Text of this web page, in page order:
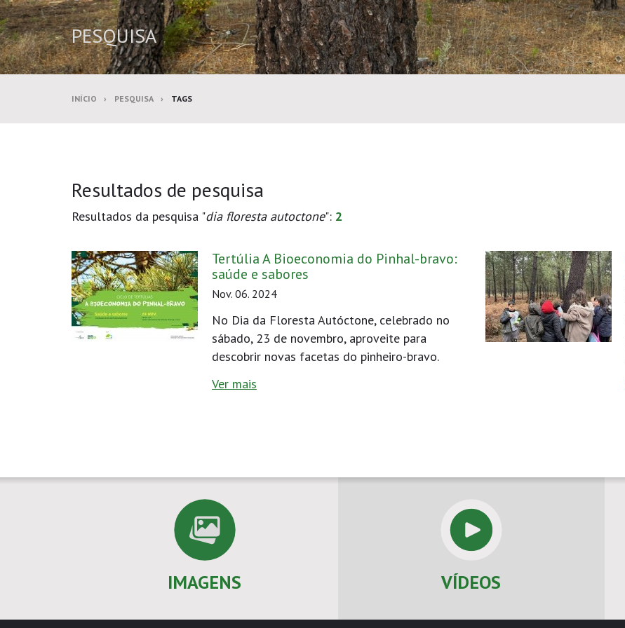
PESQUISA
INÍCIO PESQUISA TAGS
Resultados de pesquisa
Resultados da pesquisa "dia floresta autoctone": 2
Tertúlia A Bioeconomia do Pinhal-bravo:
saúde e sabores
Nov. 06. 2024
No Dia da Floresta Autóctone, celebrado no
sábado, 23 de novembro, aproveite para
descobrir novas facetas do pinheiro-bravo.
Ver mais
IMAGENS VÍDEOS